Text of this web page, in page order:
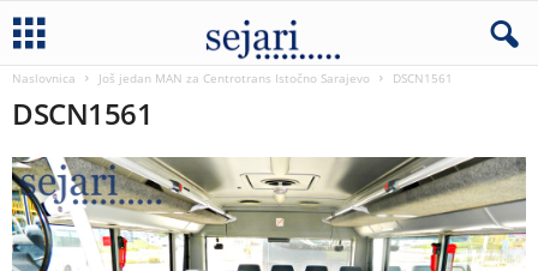
Naslovnica Još jedan MAN za Centrotrans Istočno Sarajevo DSCN1561
DSCN1561